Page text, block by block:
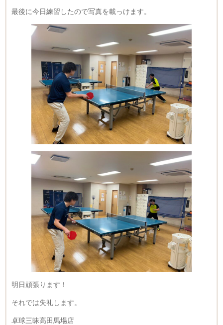
最後に今日練習したので写真を載っけます。
明日頑張ります！
それでは失礼します。
卓球三昧高田馬場店